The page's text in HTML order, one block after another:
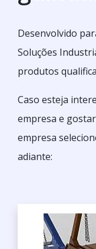
Desenvolvido
Soluções
produtos
Caso esteja
empresa e
empresa
adiante: